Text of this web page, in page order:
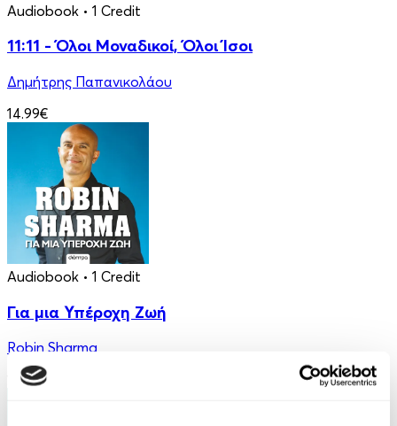
Audiobook • 1 Credit
11:11 - Όλοι Μοναδικοί, Όλοι Ίσοι
Δημήτρης Παπανικολάου
14.99€
Audiobook • 1 Credit
Για μια Υπέροχη Ζωή
Robin Sharma
14.90€